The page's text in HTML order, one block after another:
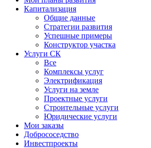
Капитализация
Общие данные
Стратегии развития
Успешные примеры
Конструктор участка
Услуги СК
Все
Комплексы услуг
Электрификация
Услуги на земле
Проектные услуги
Строительные услуги
Юридические услуги
Мои заказы
Добрососедство
Инвестпроекты